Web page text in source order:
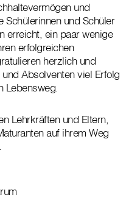
und
Schülerinnen und Schüler
erreicht, ein paar wenige
erfolgreichen
herzlich und
Absolventen viel Erfolg
Lebensweg.
Lehrkräften und Eltern,
auf ihrem Weg